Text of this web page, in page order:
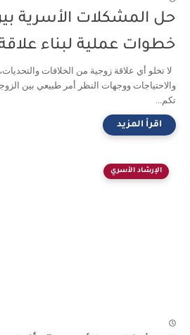
حل المشكلات الأسرية
خطوات عملية لبناء علاقة
لا تخلو أي علاقة زوجية من الخلافات
والاحتياجات ووجهات النظر أمر طبيعي بين
تكم...
الإرشاد الأسري